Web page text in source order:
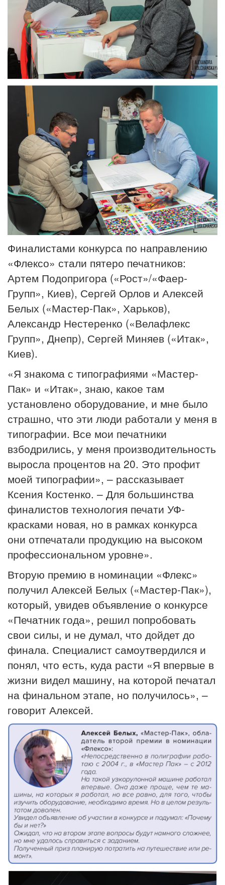
Финалистами конкурса по направлению
«Флексо» стали пятеро печатников:
Артем Подопригора («Рост»/«Фаер-
Групп», Киев), Сергей Орлов и Алексей
Белых («Мастер-Пак», Харьков),
Александр Нестеренко («Велафлекс
Групп», Днепр), Сергей Миняев («Итак»,
Киев).
«Я знакома с типографиями «Мастер-
Пак» и «Итак», знаю, какое там
установлено оборудование, и мне было
страшно, что эти люди работали у меня в
типографии. Все мои печатники
взбодрились, у меня производительность
выросла процентов на 20. Это профит
моей типографии», – рассказывает
Ксения Костенко. – Для большинства
финалистов технология печати УФ-
красками новая, но в рамках конкурса
они отпечатали продукцию на высоком
профессиональном уровне».
Вторую премию в номинации «Флекс»
получил Алексей Белых («Мастер-Пак»),
который, увидев объявление о конкурсе
«Печатник года», решил попробовать
свои силы, и не думал, что дойдет до
финала. Специалист самоутвердился и
понял, что есть, куда расти «Я впервые в
жизни видел машину, на которой печатал
на финальном этапе, но получилось», –
говорит Алексей.